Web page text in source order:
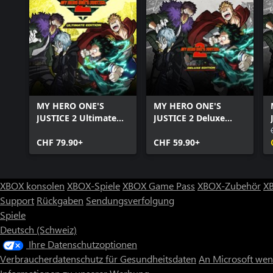
MY HERO ONE'S
JUSTICE 2 Ultimate
CHF 79.90+
MY HERO ONE'S
JUSTICE 2 Deluxe
CHF 59.90+
XBOX konsolen XBOX-SpieleXBOX Game Pass XBOX-Zubehör
Support Rückgaben Sendungsverfolgung
Spiele
Deutsch (Schweiz)
Ihre Datenschutzoptionen
Verbraucherdatenschutz für Gesundheitsdaten An Microsoft